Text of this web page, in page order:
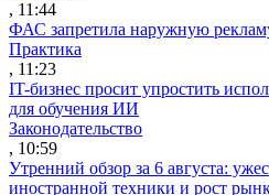
, 11:44
ФАС запретила наружную
Практика
, 11:23
IT-бизнес просит упростить
для обучения ИИ
Законодательство
, 10:59
Утренний обзор за 6 августа:
иностранной техники и рост